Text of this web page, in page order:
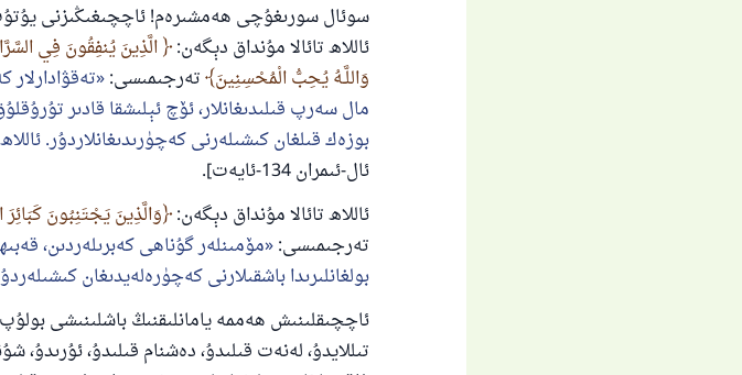
سوئال سورىغۇچى ھەمشىرەم! ئاچچىغىڭىزنى
ئاللاھ تائالا مۇنداق دېگەن: الَّذِينَ يُنفِقُونَ فِي
وَاللَّـهُ يُحِبُّ الْمُحْسِنِينَ تەرجىمىسى: تەقۋادارلار
مال سەرپ قىلىدىغانلار، ئۆچ ئېلىشقا قادىر
بوزەك قىلغان كىشىلەرنى كەچۈرىدىغانلاردۇر.
ئال-ئىمران 134-ئايەت].
ئاللاھ تائالا مۇنداق دېگەن: وَالَّذِينَ يَجْتَنِبُونَ
تەرجىمىسى: مۆمىنلەر گۇناھى كەبرىلەردىن،
بولغانلىرىدا باشقىلارنى كەچۈرەلەيدىغان
ئاچچىقلىنىش ھەممە يامانلىقنىڭ باشلىنىشى
تىللايدۇ، لەنەت قىلىدۇ، دەشنام قىلىدۇ،